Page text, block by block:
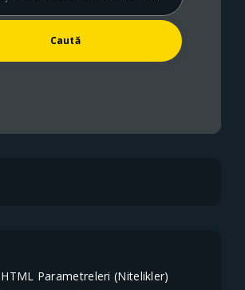
HTML Parametreleri (Nitelikler)